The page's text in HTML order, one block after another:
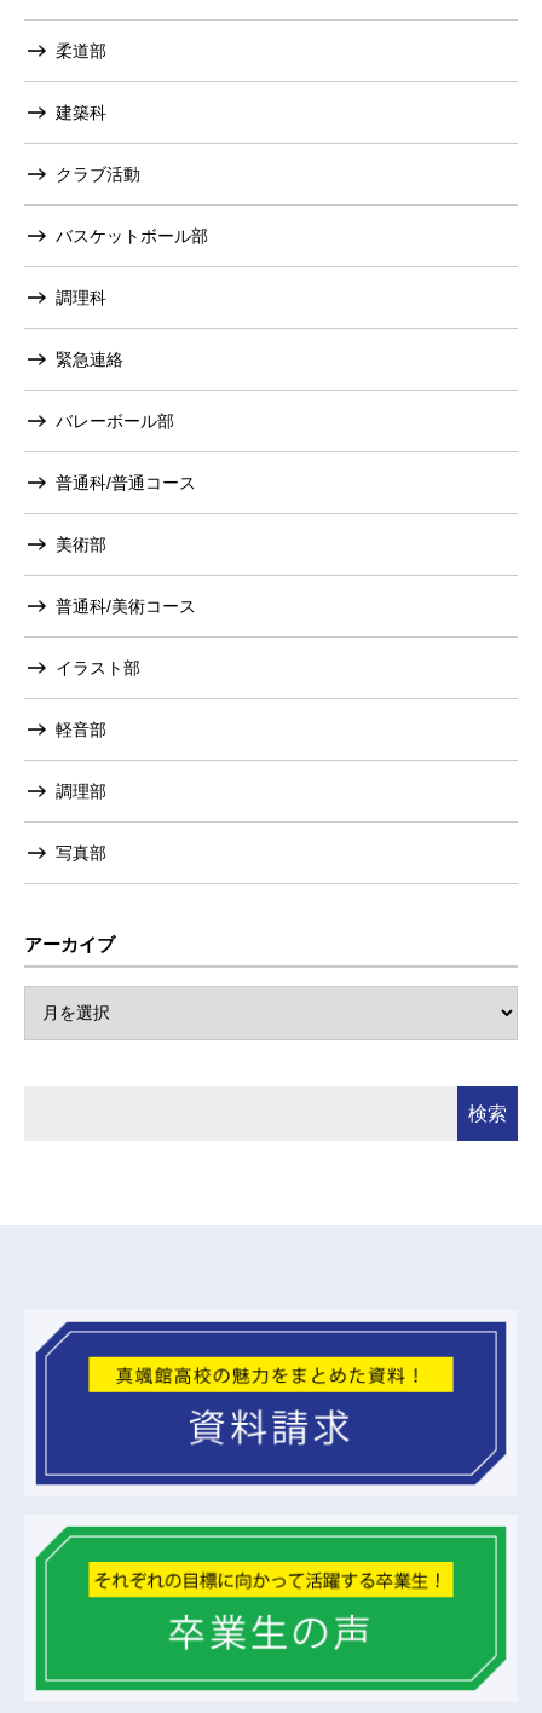
柔道部
建築科
クラブ活動
バスケットボール部
調理科
緊急連絡
バレーボール部
普通科/普通コース
美術部
普通科/美術コース
イラスト部
軽音部
調理部
写真部
アーカイブ